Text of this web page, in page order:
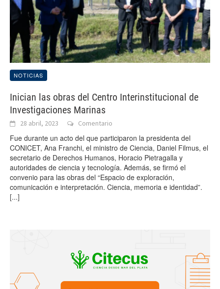
NOTICIAS
Inician las obras del Centro Interinstitucional de
Investigaciones Marinas
28 abril, 2023 Comentario
Fue durante un acto del que participaron la presidenta del
CONICET, Ana Franchi, el ministro de Ciencia, Daniel Filmus, el
secretario de Derechos Humanos, Horacio Pietragalla y
autoridades de ciencia y tecnología. Además, se firmó el
convenio para las obras del “Espacio de exploración,
comunicación e interpretación. Ciencia, memoria e identidad”.
[...]